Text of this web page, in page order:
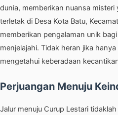
dunia, memberikan nuansa
terletak di Desa Kota Batu,
memberikan pengalaman unik
menjelajahi. Tidak heran jika
mengetahui keberadaan
Perjuangan Menuju
Jalur menuju Curup Lestari